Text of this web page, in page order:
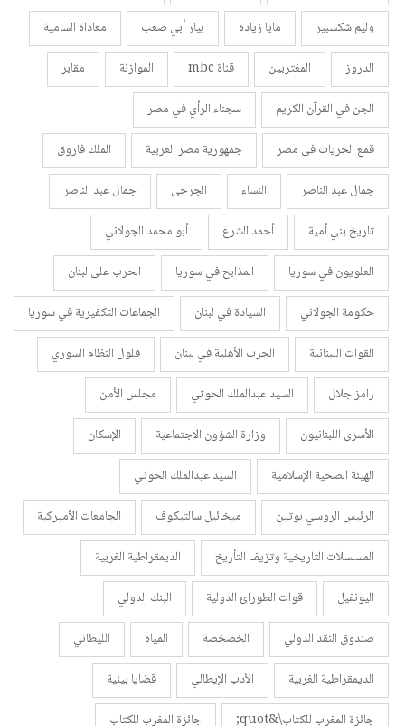
وليم شكسبير
مايا زيادة بيار أبي صعب
معاداة السامية
الدروز
المغتربين قناة mbc الموازنة
مقابر
الجن في القرآن الكريم
سجناء الرأي في مصر
قمع الحريات في مصر
جمهورية مصر العربية
الملك فاروق
جمال عبد الناصر
النساء الجرحى
جمال عبد الناصر
تاريخ بني أمية
أحمد الشرع
أبو محمد الجولاني
العلويون في سوريا
المذابح في سوريا
الحرب على لبنان
حكومة الجولاني
السيادة في لبنان
الجماعات التكفيرية في سوريا
القوات اللبنانية
الحرب الأهلية في لبنان
فلول النظام السوري
رامز جلال
السيد عبدالملك الحوثي
مجلس الأمن
الأسرى اللبنانيون
وزارة الشؤون الاجتماعية
الإسكان
الهيئة الصحية الإسلامية
السيد عبدالملك الحوثي
الرئيس الروسي بوتين
ميخائيل سالتيكوف
الجامعات الأميركية
المسلسلات التاريخية وتزيف التأريخ
الديمقراطية الغربية
اليونفيل
قوات الطورائ الدولية
البنك الدولي
صندوق النقد الدولي
الخصخصة المياه
الليطاني
الديمقراطية الغربية
الأدب الإيطالي
قضايا بيئية
جائزة المغرب للكتاب\&quot;
جائزة المغرب للكتاب